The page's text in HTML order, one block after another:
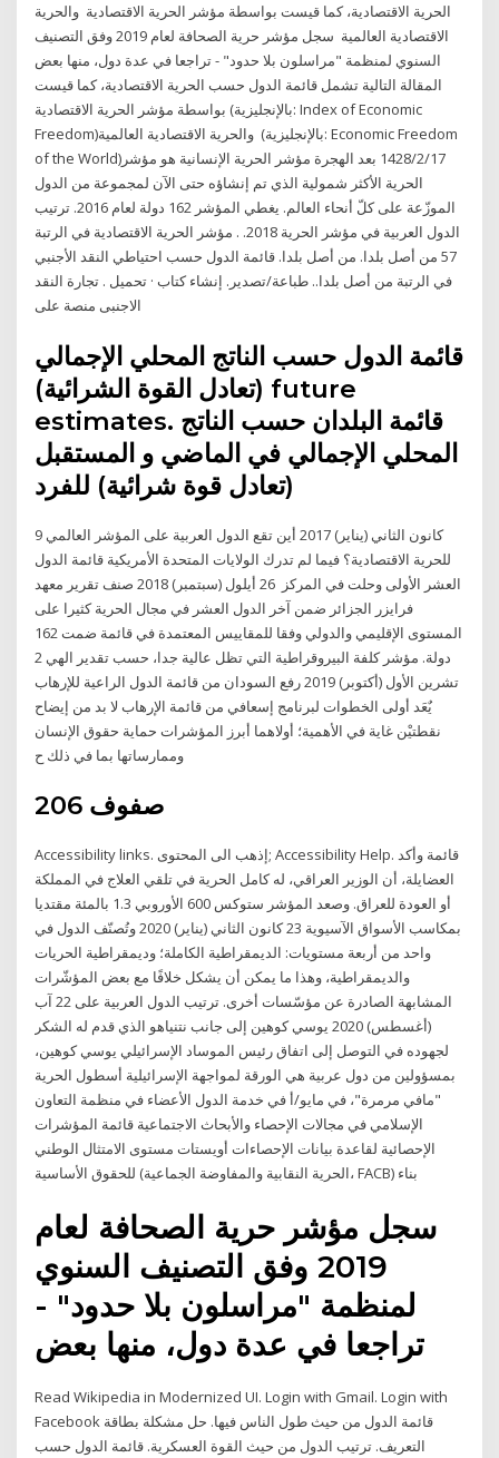
الحرية الاقتصادية، كما قيست بواسطة مؤشر الحرية الاقتصادية ‏ والحرية
الاقتصادية العالمية ‏ سجل مؤشر حرية الصحافة لعام 2019 وفق التصنيف
السنوي لمنظمة "مراسلون بلا حدود" - تراجعا في عدة دول، منها بعض
المقالة التالية تشمل قائمة الدول حسب الحرية الاقتصادية، كما قيست
بواسطة مؤشر الحرية الاقتصادية (بالإنجليزية: Index of Economic
Freedom)‏ والحرية الاقتصادية العالمية (بالإنجليزية: Economic Freedom
of the World)‏ 17‏‏/2‏‏/1428 بعد الهجرة مؤشر الحرية الإنسانية هو مؤشر
الحرية الأكثر شمولية الذي تم إنشاؤه حتى الآن لمجموعة من الدول
الموزّعة على كلّ أنحاء العالم. يغطي المؤشر 162 دولة لعام 2016. ترتيب
الدول العربية في مؤشر الحرية 2018. . مؤشر الحرية الاقتصادية في الرتبة
57 من أصل بلدا. من أصل بلدا. قائمة الدول حسب احتياطي النقد الأجنبي
في الرتبة من أصل بلدا.. طباعة/تصدير. إنشاء كتاب · تحميل . تجارة النقد
الاجنبى منصة على
قائمة الدول حسب الناتج المحلي الإجمالي
(تعادل القوة الشرائية) future
estimates. قائمة البلدان حسب الناتج
المحلي الإجمالي في الماضي و المستقبل
(تعادل قوة شرائية) للفرد
9 كانون الثاني (يناير) 2017 أين تقع الدول العربية على المؤشر العالمي
للحرية الاقتصادية؟ فيما لم تدرك الولايات المتحدة الأمريكية قائمة الدول
العشر الأولى وحلت في المركز 26 أيلول (سبتمبر) 2018 صنف تقرير معهد
فرايزر الجزائر ضمن آخر الدول العشر في مجال الحرية كثيرا على
المستوى الإقليمي والدولي وفقا للمقاييس المعتمدة في قائمة ضمت 162
دولة. مؤشر كلفة البيروقراطية التي تظل عالية جدا، حسب تقدير الهي 2
تشرين الأول (أكتوبر) 2019 رفع السودان من قائمة الدول الراعية للإرهاب
يٌعَد أولى الخطوات لبرنامج إسعافي من قائمة الإرهاب لا بد من إيضاح
نقطتيْن غاية في الأهمية؛ أولاهما أبرز المؤشرات حماية حقوق الإنسان
وممارساتها بما في ذلك ح
206 صفوف
Accessibility links. إذهب الى المحتوى; Accessibility Help. قائمة وأكد
العضايلة، أن الوزير العراقي، له كامل الحرية في تلقي العلاج في المملكة
أو العودة للعراق. وصعد المؤشر ستوكس 600 الأوروبي 1.3 بالمئة مقتديا
بمكاسب الأسواق الآسيوية 23 كانون الثاني (يناير) 2020 وتُصنّف الدول في
واحد من أربعة مستويات: الديمقراطية الكاملة؛ وديمقراطية الحريات
والديمقراطية، وهذا ما يمكن أن يشكل خلافًا مع بعض المؤشّرات
المشابهة الصادرة عن مؤسّسات أخرى. ترتيب الدول العربية على 22 آب
(أغسطس) 2020 يوسي كوهين إلى جانب نتنياهو الذي قدم له الشكر
لجهوده في التوصل إلى اتفاق رئيس الموساد الإسرائيلي يوسي كوهين،
بمسؤولين من دول عربية هي الورقة لمواجهة الإسرائيلية أسطول الحرية
"مافي مرمرة"، في مايو/أ في خدمة الدول الأعضاء في منظمة التعاون
الإسلامي في مجالات الإحصاء والأبحاث الاجتماعية قائمة المؤشرات
الإحصائية لقاعدة بيانات الإحصاءات أويستات مستوى الامتثال الوطني
للحقوق الأساسية (الحرية النقابية والمفاوضة الجماعية، FACB) بناء
سجل مؤشر حرية الصحافة لعام
2019 وفق التصنيف السنوي
لمنظمة "مراسلون بلا حدود" -
تراجعا في عدة دول، منها بعض
Read Wikipedia in Modernized UI. Login with Gmail. Login with
Facebook قائمة الدول من حيث طول الناس فيها. حل مشكلة بطاقة
التعريف. ترتيب الدول من حيث القوة العسكرية. قائمة الدول حسب